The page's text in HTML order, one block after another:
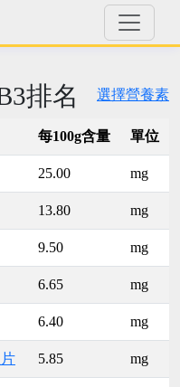
選擇營養素
排名
每100g含量 單位
25.00 mg
13.80 mg
9.50 mg
6.65 mg
6.40 mg
5.85 mg